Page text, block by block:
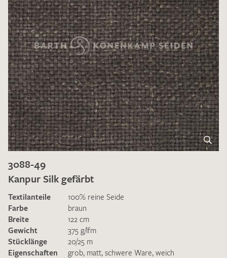
3088-49
Kanpur Silk gefärbt
Textilanteile
100% reine Seide
Farbe
braun
Breite
122 cm
Gewicht
375 g/lfm
Stücklänge
20/25 m
Eigenschaften
grob, matt, schwere Ware, weich